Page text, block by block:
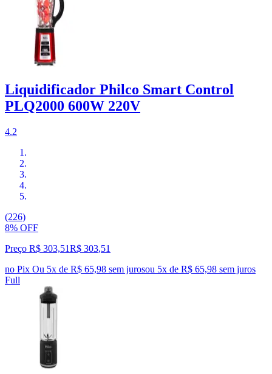
Liquidificador Philco Smart Control
PLQ2000 600W 220V
4.2
(226)
8% OFF
Preço R$ 303,51R$ 303,51
no Pix Ou 5x de R$ 65,98 sem jurosou 5x de R$ 65,98 sem juros
Full